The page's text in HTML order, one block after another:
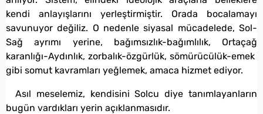
kendi anlayışlarını yerleştirmiştir. Orada bocalamayı
savunuyor değiliz. O nedenle siyasal mücadelede, Sol-
Sağ ayrımı yerine, bağımsızlık-bağımlılık, Ortaçağ
karanlığı-Aydınlık, zorbalık-özgürlük, sömürücülük-emek
gibi somut kavramları yeğlemek, amaca hizmet ediyor.
Asıl meselemiz, kendisini Solcu diye tanımlayanların
bugün vardıkları yerin açıklanmasıdır.